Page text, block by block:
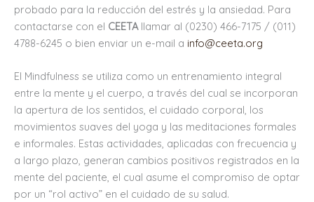
probado para la reducción del estrés y la ansiedad. Para
contactarse con el CEETAllamar al (0230) 466-7175 / (011)
4788-6245 o bien enviar un e-mail a info@ceeta.org
El Mindfulness se utiliza como un entrenamiento integral
entre la mente y el cuerpo, a través del cual se incorporan
la apertura de los sentidos, el cuidado corporal, los
movimientos suaves del yoga y las meditaciones formales
e informales. Estas actividades, aplicadas con frecuencia y
a largo plazo, generan cambios positivos registrados en la
mente del paciente, el cual asume el compromiso de optar
por un “rol activo” en el cuidado de su salud.